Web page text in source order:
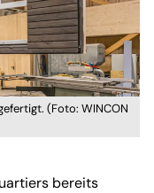
(Foto: WINCON
bereits